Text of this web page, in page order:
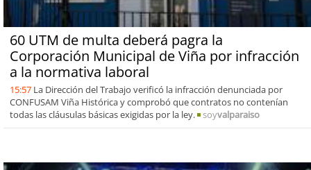
60 UTM de multa deberá pagra la
Corporación Municipal de Viña por infracción
a la normativa laboral
15:57 La Dirección del Trabajo verificó la infracción denunciada por
CONFUSAM Viña Histórica y comprobó que contratos no contenían
todas las cláusulas básicas exigidas por la ley.
soyvalparaiso